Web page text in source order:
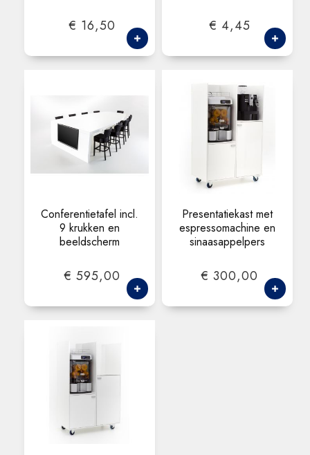
€ 16,50 € 4,45
Conferentietafel incl.
9 krukken en
beeldscherm
€ 595,00
Presentatiekast met
espressomachine en
sinaasappelpers
€ 300,00